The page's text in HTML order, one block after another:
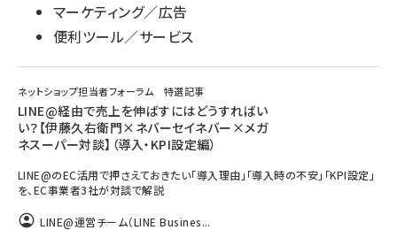
マーケティング／広告
便利ツール／サービス
ネットショップ担当者フォーラム 特選記事
LINE@経由で売上を伸ばすにはどうすればい
い？【伊藤久右衛門×ネバーセイネバー×メガ
ネスーパー対談】（導入・KPI設定編）
LINE@のEC活用で押さえておきたい「導入理由」「導入時の不安」「KPI設定」
を、EC事業者3社が対談で解説
LINE@運営チーム（LINE Busines...